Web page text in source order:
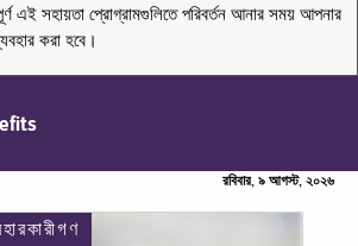
এই সহায়তা প্রোগ্রামগুলিতে পরিবর্তন আনার সময় আপনার
করা হবে।
রবিবার, ৯ আগস্ট, ২০২৬